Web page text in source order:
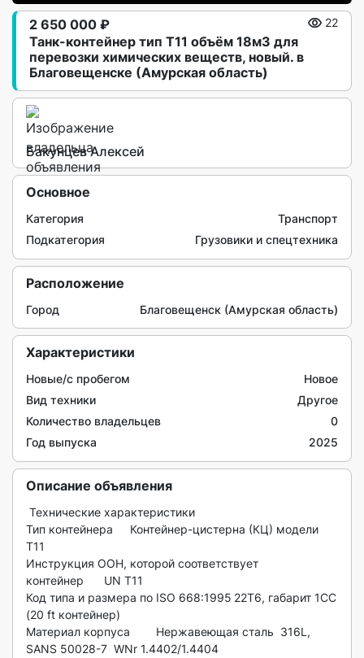
Танк-контейнер тип Т11 объём 18м3 для
перевозки химических веществ, новый. в
Благовещенске (Амурская область)
2 650 000 ₽ 22
Бакунцев Алексей
Основное
Категория
Транспорт
Подкатегория
Грузовики и спецтехника
Расположение
Город Благовещенск (Амурская область)
Характеристики
Новые/с пробегом
Новое
Вид техники
Другое
Количество владельцев
0
Год выпуска
2025
Описание объявления
Тип контейнера	Контейнер-цистерна (КЦ) модели
Т11
Инструкция ООН, которой соответствует
контейнер	UN T11
Код типа и размера по ISO 668:1995	22T6, габарит 1СС
(20 ft контейнер)
Материал корпуса	Нержавеющая сталь  316L,
SANS 50028-7  WNr 1.4402/1.4404